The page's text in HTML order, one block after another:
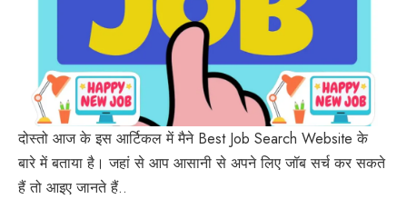
दोस्तो आज के इस आर्टिकल में मैने Best Job Search Website के
बारे में बताया है। जहां से आप आसानी से अपने लिए जॉब सर्च कर सकते
हैं तो आइए जानते हैं..